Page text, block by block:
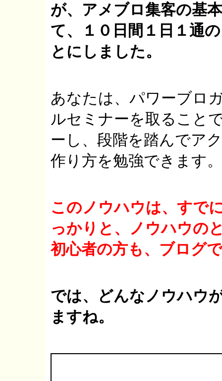
が、アメブロ集客の基
て、１０日間１日１通
とにしました。
あなたは、パワーブロ
ルセミナーを取ること
ーし、段階を踏んでア
作り方を勉強できます。
このノウハウは、すで
っかりと、ノウハウの
初心者の方も、ブログ
では、どんなノウハウ
ますね。